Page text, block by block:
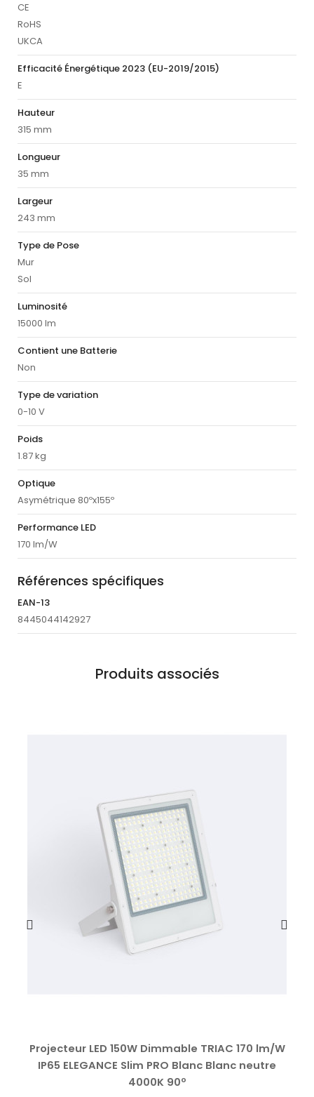
CE
RoHS
UKCA
Efficacité Énergétique 2023 (EU-2019/2015)
E
Hauteur
315 mm
Longueur
35 mm
Largeur
243 mm
Type de Pose
Mur
Sol
Luminosité
15000 lm
Contient une Batterie
Non
Type de variation
0-10 V
Poids
1.87 kg
Optique
Asymétrique 80ºx155º
Performance LED
170 lm/W
Références spécifiques
EAN-13
8445044142927
Produits associés
Projecteur LED 150W Dimmable TRIAC 170 lm/W
IP65 ELEGANCE Slim PRO Blanc Blanc neutre
4000K 90º